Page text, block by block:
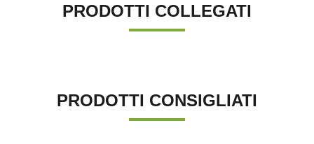
PRODOTTI COLLEGATI
PRODOTTI CONSIGLIATI